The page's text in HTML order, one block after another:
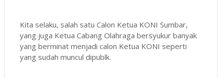
Kita selaku, salah satu Calon Ketua KONI Sumbar,
yang juga Ketua Cabang Olahraga bersyukur banyak
yang berminat menjadi calon Ketua KONI seperti
yang sudah muncul dipublk.